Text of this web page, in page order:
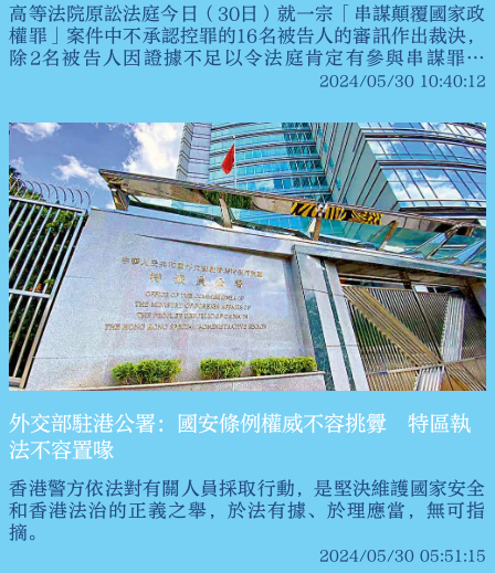
高等法院原訟法庭今日（30日）就一宗「串謀顛覆國家政
權罪」案件中不承認控罪的16名被告人的審訊作出裁決，
除2名被告人因證據不足以令法庭肯定有參與串謀罪行
外，其餘14名被告人均被裁定罪成。律政司已即時向法庭
2024/05/30 10:40:12
外交部駐港公署：國安條例權威不容挑釁 特區執
法不容置喙
香港警方依法對有關人員採取行動，是堅決維護國家安全
和香港法治的正義之舉，於法有據、於理應當，無可指
摘。
2024/05/30 05:51:15